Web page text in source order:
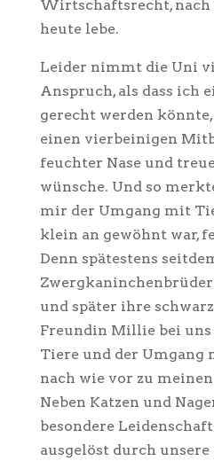
Wirtschaftsrecht, nach
heute lebe.
Leider nimmt die Uni
Anspruch, als dass ich
gerecht werden
einen vierbeinigen
feuchter Nase und
wünsche. Und so
mir der Umgang mit
klein an gewöhnt war,
Denn spätestens
und später ihre
Freundin Millie bei uns
Tiere und der Umgang
nach wie vor zu
Neben Katzen und
besondere
ausgelöst durch